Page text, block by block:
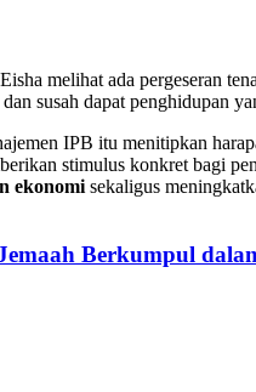
melihat ada pergeseran
susah dapat penghidupan
IPB itu menitipkan
stimulus konkret bagi
ekonomi sekaligus
Berkumpul